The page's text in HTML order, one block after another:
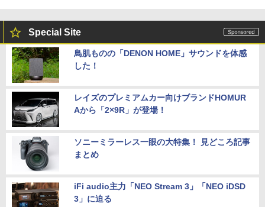
Special Site
鳥肌ものの「DENON HOME」サウンドを体感
した！
レイズのプレミアムカー向けブランドHOMUR
Aから「2×9R」が登場！
ソニーミラーレス一眼の大特集！ 見どころ記事
まとめ
iFi audio主力「NEO Stream 3」「NEO iDSD
3」に迫る